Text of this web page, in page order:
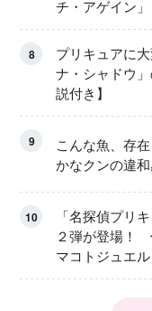
チ・アゲイン」
8
プリキュアに
ナ・シャドウ
説付き】
9
こんな魚、存
かなクンの違
10
「名探偵プリ
２弾が登場！
マコトジュエ
ドウ アイス